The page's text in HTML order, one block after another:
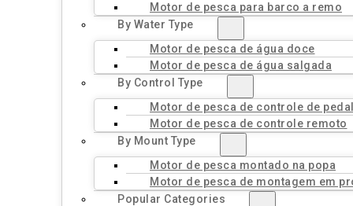
Motor de pesca para barco a remo
By Water Type
Motor de pesca de água doce
Motor de pesca de água salgada
By Control Type
Motor de pesca de controle de
Motor de pesca de controle remoto
By Mount Type
Motor de pesca montado na popa
Motor de pesca de montagem em
Popular Categories